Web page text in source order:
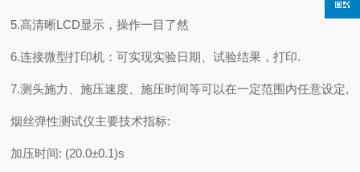
5.高清晰LCD显示，操作一目了然
6.连接微型打印机：可实现实验日期、试验结果，打印.
7.测头施力、施压速度、施压时间等可以在一定范围内任意设定,
烟丝弹性测试仪主要技术指标:
加压时间: (20.0±0.1)s